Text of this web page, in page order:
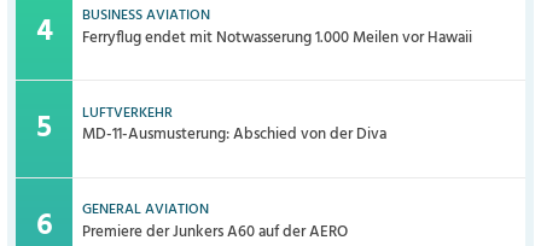
BUSINESS AVIATION
Ferryflug endet mit Notwasserung 1.000 Meilen vor Hawaii
LUFTVERKEHR
MD-11-Ausmusterung: Abschied von der Diva
GENERAL AVIATION
Premiere der Junkers A60 auf der AERO